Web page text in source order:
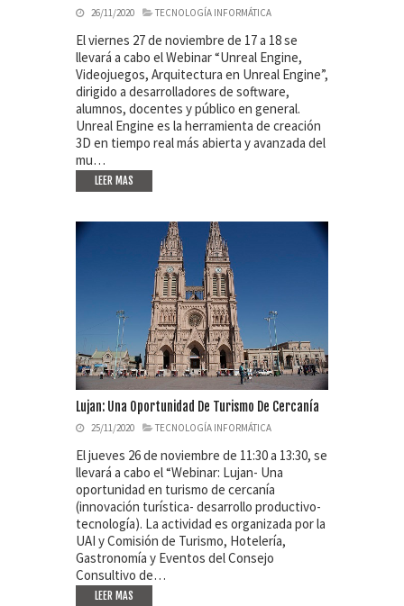
26/11/2020 TECNOLOGÍA INFORMÁTICA
El viernes 27 de noviembre de 17 a 18 se
llevará a cabo el Webinar “Unreal Engine,
Videojuegos, Arquitectura en Unreal Engine”,
dirigido a desarrolladores de software,
alumnos, docentes y público en general.
Unreal Engine es la herramienta de creación
3D en tiempo real más abierta y avanzada del
mu…
LEER MAS
Lujan: Una Oportunidad De Turismo De Cercanía
25/11/2020 TECNOLOGÍA INFORMÁTICA
El jueves 26 de noviembre de 11:30 a 13:30, se
llevará a cabo el “Webinar: Lujan- Una
oportunidad en turismo de cercanía
(innovación turística- desarrollo productivo-
tecnología). La actividad es organizada por la
UAI y Comisión de Turismo, Hotelería,
Gastronomía y Eventos del Consejo
Consultivo de…
LEER MAS